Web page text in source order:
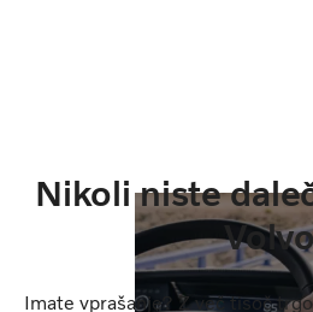
Nikoli niste
Imate vprašanje? Z več tisoč